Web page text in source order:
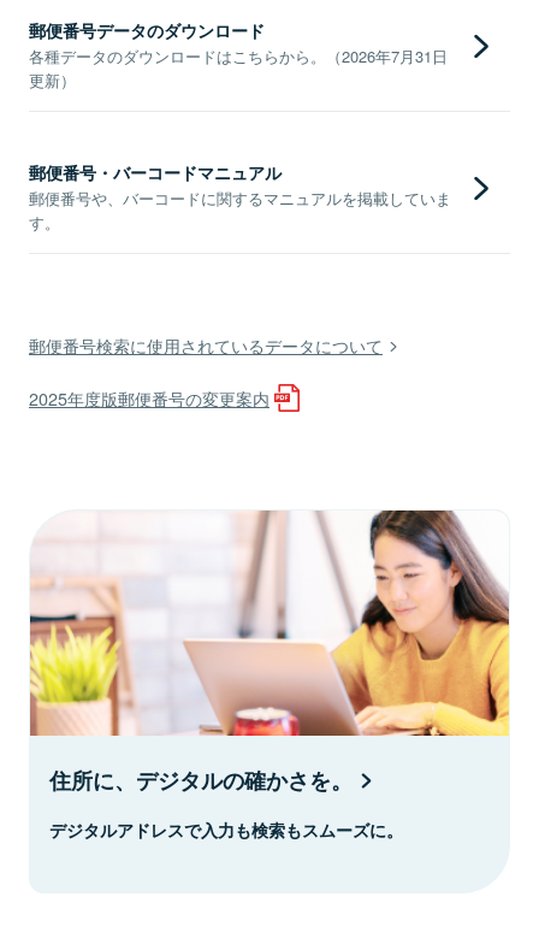
郵便番号データのダウンロード
各種データのダウンロードはこちらから。（2026年7月31日
更新）
郵便番号・バーコードマニュアル
郵便番号や、バーコードに関するマニュアルを掲載していま
す。
郵便番号検索に使用されているデータについて
2025年度版郵便番号の変更案内
住所に、デジタルの確かさを。
デジタルアドレスで入力も検索もスムーズに。